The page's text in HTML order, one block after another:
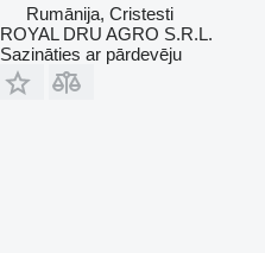
Rumānija, Cristesti
ROYAL DRU AGRO S.R.L.
Sazināties ar pārdevēju